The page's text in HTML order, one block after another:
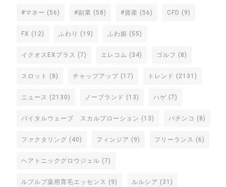
#マネー (56) #副業 (58) #資産 (56) CFD (9)
FX (12) ふわり (19) ふわ姫 (55)
イクオスEXプラス (7) エレコム (34) ゴルフ (8)
スロット (8) チャップアップ (17) トレンド (2131)
ニュース (2130) ノーブランド (13) ハゲ (7)
バイタルウェーブ スカルプローション (13) パチンコ (8)
ファクタリング (40) フィンジア (9) フリーランス (6)
ヘアトニックグロウジェル (7)
ルプルプ薬用育毛エッセンス (9) ルルシア (31)